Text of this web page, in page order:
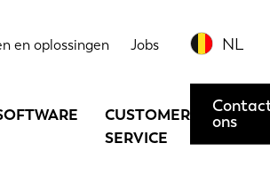
en oplossingen Jobs NL
CUSTOMER
SERVICE
ons
op of vraag een demonstratie aan